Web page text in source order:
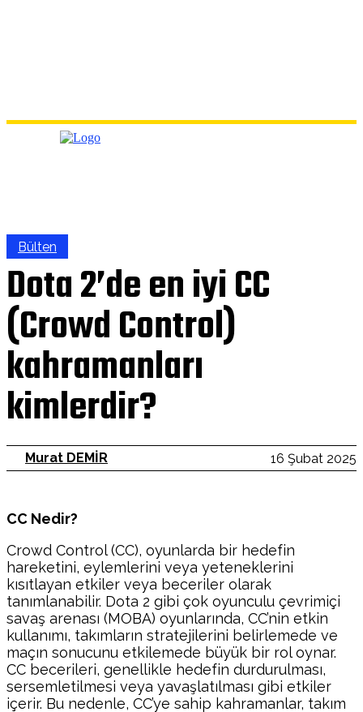
Bülten
Dota 2’de en iyi CC
(Crowd Control)
kahramanları
kimlerdir?
16 Şubat 2025
Murat DEMİR
CC Nedir?
Crowd Control (CC), oyunlarda bir hedefin
hareketini, eylemlerini veya yeteneklerini
kısıtlayan etkiler veya beceriler olarak
tanımlanabilir. Dota 2 gibi çok oyunculu çevrimiçi
savaş arenası (MOBA) oyunlarında, CC’nin etkin
kullanımı, takımların stratejilerini belirlemede ve
maçın sonucunu etkilemede büyük bir rol oynar.
CC becerileri, genellikle hedefin durdurulması,
sersemletilmesi veya yavaşlatılması gibi etkiler
içerir. Bu nedenle, CC’ye sahip kahramanlar, takım